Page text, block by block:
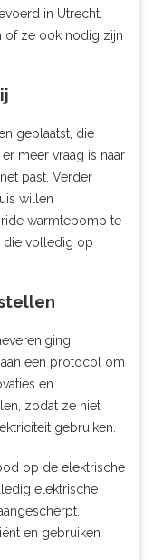
in Utrecht.
of ze ook nodig zijn
geplaatst, die
meer vraag is naar
past. Verder
willen
warmtepomp te
die volledig op
een protocol om
en
zodat ze niet
gebruiken.
op de elektrische
elektrische
en gebruiken